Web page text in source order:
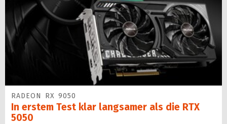
RADEON RX 9050
In erstem Test klar langsamer als die RTX
5050